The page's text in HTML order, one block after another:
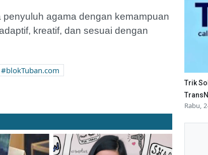
agama dengan kemampuan
kreatif, dan sesuai dengan
blokTuban.com
Trik
Rabu,